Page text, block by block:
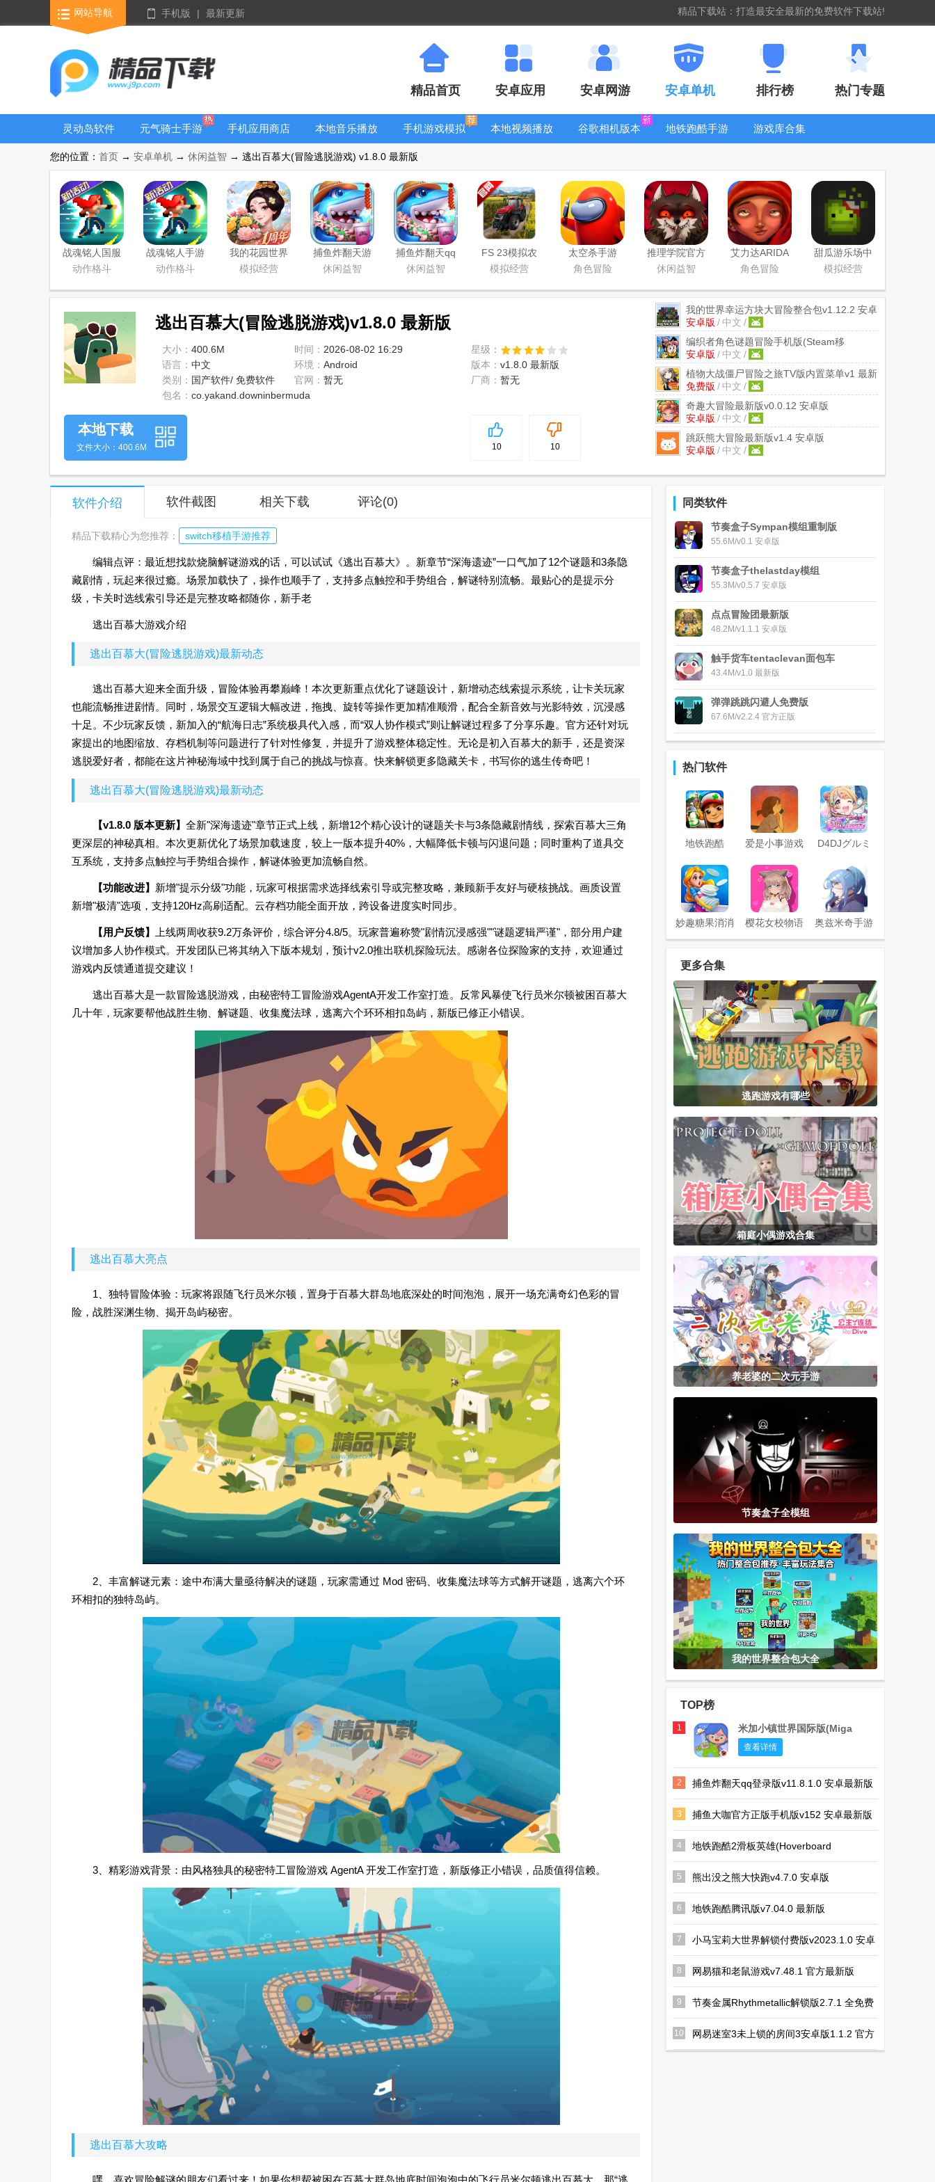
网站导航 手机版 | 最新更新 精品下载站：打造最安全最新的免费软件下载站!
精品首页 安卓应用 安卓网游 安卓单机 排行榜 热门专题
灵动岛软件
元气骑士手游
大全
手机应用商店
本地音乐播放
器
手机游戏模拟
器安卓版合集
本地视频播放
谷歌相机版本
地铁跑酷手游
游戏库合集
看器
您的位置： 首页 → 安卓单机 → 休闲益智 → 逃出百慕大(冒险逃脱游戏) v1.8.0 最新版
战魂铭人国服
联机版
Legends)
动作格斗
战魂铭人手游
九游版
动作格斗
我的花园世界
最新版
模拟经营
捕鱼炸翻天游
戏正版
休闲益智
捕鱼炸翻天qq
登录版
休闲益智
FS 23模拟农
场23正版中文
模拟经营
太空杀手游
角色冒险
推理学院官方
版
休闲益智
艾力达ARIDA
游戏
角色冒险
甜瓜游乐场中
国版
模拟经营
逃出百慕大(冒险逃脱游戏)v1.8.0 最新版
大小： 400.6M 时间： 2026-08-02 16:29
星级：
语言： 中文 环境： Android 版本： v1.8.0 最新版
类别： 国产软件/ 免费软件 官网： 暂无 厂商： 暂无
包名： co.yakand.downinbermuda
我的世界幸运方块大冒险整合包v1.12.2 安卓
版
安卓版 / 中文 /
编织者角色谜题冒险手机版(Steam移
植)v1.1.18 安卓版
安卓版 / 中文 /
植物大战僵尸冒险之旅TV版内置菜单v1 最新
免费版
免费版 / 中文 /
奇趣大冒险最新版v0.0.12 安卓版
安卓版 / 中文 /
跳跃熊大冒险最新版v1.4 安卓版
安卓版 / 中文 /
5
10 10
本地下载
文件大小：400.6M
软件介绍 软件截图 相关下载 评论(0)
精品下载精心为您推荐： switch移植手游推荐
编辑点评：最近想找款烧脑解谜游戏的话，可以试试《逃出百慕大》。新章节“深海遗迹”一口气加了12个谜题和3条隐
藏剧情，玩起来很过瘾。场景加载快了，操作也顺手了，支持多点触控和手势组合，解谜特别流畅。最贴心的是提示分
级，卡关时选线索引导还是完整攻略都随你，新手老
逃出百慕大游戏介绍
逃出百慕大(冒险逃脱游戏)最新动态
逃出百慕大迎来全面升级，冒险体验再攀巅峰！本次更新重点优化了谜题设计，新增动态线索提示系统，让卡关玩家
也能流畅推进剧情。同时，场景交互逻辑大幅改进，拖拽、旋转等操作更加精准顺滑，配合全新音效与光影特效，沉浸感
十足。不少玩家反馈，新加入的“航海日志”系统极具代入感，而“双人协作模式”则让解谜过程多了分享乐趣。官方还针对玩
家提出的地图缩放、存档机制等问题进行了针对性修复，并提升了游戏整体稳定性。无论是初入百慕大的新手，还是资深
逃脱爱好者，都能在这片神秘海域中找到属于自己的挑战与惊喜。快来解锁更多隐藏关卡，书写你的逃生传奇吧！
逃出百慕大(冒险逃脱游戏)最新动态
【v1.8.0 版本更新】 全新"深海遗迹"章节正式上线，新增12个精心设计的谜题关卡与3条隐藏剧情线，探索百慕大三角
更深层的神秘真相。本次更新优化了场景加载速度，较上一版本提升40%，大幅降低卡顿与闪退问题；同时重构了道具交
互系统，支持多点触控与手势组合操作，解谜体验更加流畅自然。
【功能改进】 新增"提示分级"功能，玩家可根据需求选择线索引导或完整攻略，兼顾新手友好与硬核挑战。画质设置
新增"极清"选项，支持120Hz高刷适配。云存档功能全面开放，跨设备进度实时同步。
【用户反馈】
上线两周收获9.2万条评价，综合评分4.8/5。玩家普遍称赞"剧情沉浸感强""谜题逻辑严谨"，部分用户建
议增加多人协作模式。开发团队已将其纳入下版本规划，预计v2.0推出联机探险玩法。感谢各位探险家的支持，欢迎通过
游戏内反馈通道提交建议！
逃出百慕大是一款冒险逃脱游戏，由秘密特工冒险游戏AgentA开发工作室打造。反常风暴使飞行员米尔顿被困百慕大
几十年，玩家要帮他战胜生物、解谜题、收集魔法球，逃离六个环环相扣岛屿，新版已修正小错误。
逃出百慕大亮点
1、独特冒险体验：玩家将跟随飞行员米尔顿，置身于百慕大群岛地底深处的时间泡泡，展开一场充满奇幻色彩的冒
险，战胜深渊生物、揭开岛屿秘密。
2、丰富解谜元素：途中布满大量亟待解决的谜题，玩家需通过 Mod 密码、收集魔法球等方式解开谜题，逃离六个环
环相扣的独特岛屿。
3、精彩游戏背景：由风格独具的秘密特工冒险游戏 AgentA 开发工作室打造，新版修正小错误，品质值得信赖。
逃出百慕大攻略
嘿，喜欢冒险解谜的朋友们看过来！如果你想帮被困在百慕大群岛地底时间泡泡中的飞行员米尔顿逃出百慕大，那“逃
同类软件
节奏盒子Sympan模组重制版
55.6M/v0.1 安卓版
节奏盒子thelastday模组
55.3M/v0.5.7 安卓版
点点冒险团最新版
48.2M/v1.1.1 安卓版
触手货车tentaclevan面包车
43.4M/v1.0 最新版
弹弹跳跳闪避人免费版
67.6M/v2.2.4 官方正版
热门软件
地铁跑酷
(subway surf)
国际版菜单免
费版
爱是小事游戏
(Love is...)
D4DJグルミ
ク电音派对
妙趣糖果消消
乐手游
樱花女校物语
手游
奥兹米奇手游
orzmic
擦干净抖音小
游戏(Clean it)
安卓版
选技生存大乱
斗2手游
Car Tuning汽
车改装游戏
我叫MT归来
单机版
文字密室逃脱
最新免费版
糖豆人淘汰赛
手机版下载安
装
文字修真传免
广告(放置修仙
传)
滑板派对3中
文无限金币
向往的宗门内
置GM菜单版
植物大战僵尸
亚马逊中文版
2026可用
SCP087深渊
游戏
猫咪大战争台
更多合集
逃跑游戏有哪些
箱庭小偶游戏合集
养老婆的二次元手游
节奏盒子全模组
我的世界整合包大全
TOP榜
1
米加小镇世界国际版(Miga
World)
查看详情
2 捕鱼炸翻天qq登录版v11.8.1.0 安卓最新版
3 捕鱼大咖官方正版手机版v152 安卓最新版
4
地铁跑酷2滑板英雄(Hoverboard
Heroes)v1.12.0 国际版
5 熊出没之熊大快跑v4.7.0 安卓版
6 地铁跑酷腾讯版v7.04.0 最新版
7
小马宝莉大世界解锁付费版v2023.1.0 安卓
最新版
8 网易猫和老鼠游戏v7.48.1 官方最新版
9
节奏金属Rhythmetallic解锁版2.7.1 全免费
版
10
网易迷室3未上锁的房间3安卓版1.1.2 官方
手机版